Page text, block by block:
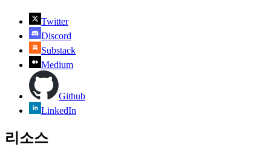
Twitter
Discord
Substack
Medium
Github
LinkedIn
리소스